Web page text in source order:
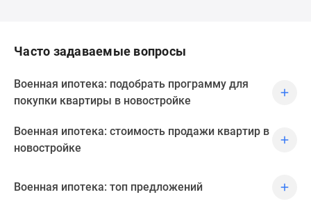
Часто задаваемые вопросы
Военная ипотека: подобрать программу для
покупки квартиры в новостройке
Военная ипотека: стоимость продажи квартир в
новостройке
Военная ипотека: топ предложений